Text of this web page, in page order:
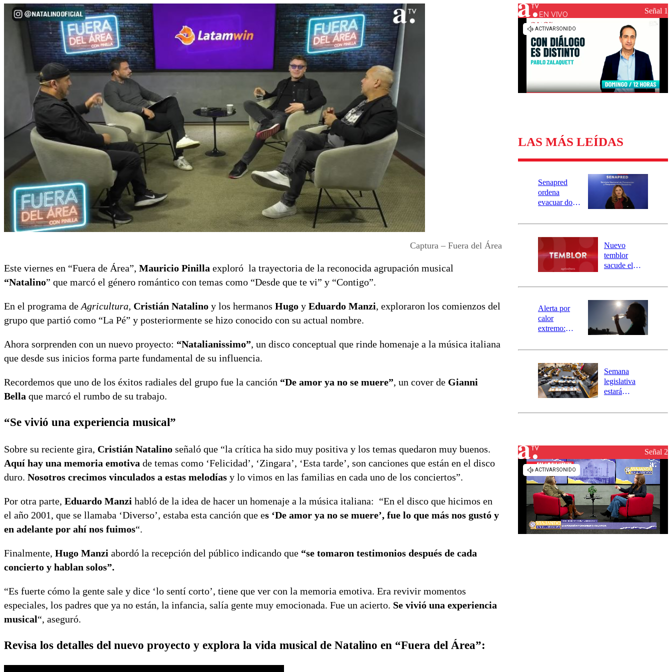
Universidad de Chile
Sustentabilidad
Captura – Fuera del Área
Este viernes en “Fuera de Área”, Mauricio Pinilla exploró la trayectoria de la reconocida agrupación musical
“Natalino” que marcó el género romántico con temas como “Desde que te vi” y “Contigo”.
En el programa deAgricultura, Cristián Natalino y los hermanos Hugo y Eduardo Manzi, exploraron los comienzos del
grupo que partió como “La Pé” y posteriormente se hizo conocido con su actual nombre.
Ahora sorprenden con un nuevo proyecto: “Natalianissimo”, un disco conceptual que rinde homenaje a la música italiana
que desde sus inicios forma parte fundamental de su influencia.
Recordemos que uno de los éxitos radiales del grupo fue la canción “De amor ya no se muere”, un cover de Gianni
Bella que marcó el rumbo de su trabajo.
“Se vivió una experiencia musical”
Sobre su reciente gira, Cristián Natalino señaló que “la crítica ha sido muy positiva y los temas quedaron muy buenos.
Aquí hay una memoria emotiva de temas como ‘Felicidad’, ‘Zingara’, ‘Esta tarde’, son canciones que están en el disco
duro. Nosotros crecimos vinculados a estas melodías y lo vimos en las familias en cada uno de los conciertos”.
Por otra parte, Eduardo Manzi habló de la idea de hacer un homenaje a la música italiana: “En el disco que hicimos en
el año 2001, que se llamaba ‘Diverso’, estaba esta canción que es ‘De amor ya no se muere’, fue lo que más nos gustó y
en adelante por ahí nos fuimos“.
Finalmente, Hugo Manzi abordó la recepción del público indicando que “se tomaron testimonios después de cada
concierto y hablan solos”.
“Es fuerte cómo la gente sale y dice ‘lo sentí corto’, tiene que ver con la memoria emotiva. Era revivir momentos
especiales, los padres que ya no están, la infancia, salía gente muy emocionada. Fue un acierto. Se vivió una experiencia
musical“, aseguró.
Revisa los detalles del nuevo proyecto y explora la vida musical de Natalino en “Fuera del Área”:
EN VIVO Señal 1
LAS MÁS LEÍDAS
Senapred
ordena
evacuar dos
Carahue por
río Damas:
activa
mensajería
SAE
Nuevo
temblor
sacude el
revisa la
epicentro
Alerta por
calor
extremo:
activa Alerta
Preventiva en
tres comunas
Semana
legislativa
estará
el fin de la
reconstrucciónSeñal 2